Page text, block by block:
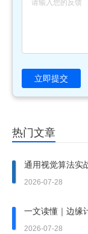
立即提交
热门文章
通用视觉算法实
2026-07-28
一文读懂｜边缘
配）
2026-07-28